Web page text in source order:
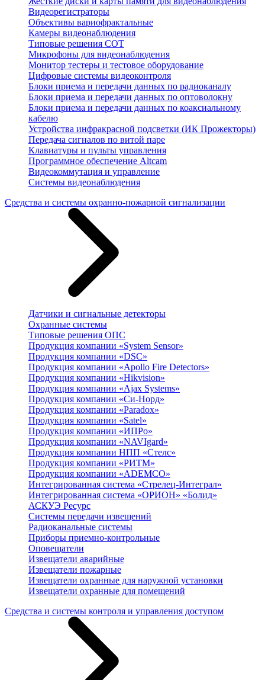
Видеорегистраторы
Объективы вариофрактальные
Камеры видеонаблюдения
Типовые решения СОТ
Микрофоны для видеонаблюдения
Монитор тестеры и тестовое оборудование
Цифровые системы видеоконтроля
Блоки приема и передачи данных по радиоканалу
Блоки приема и передачи данных по оптоволокну
Блоки приема и передачи данных по коаксиальному
кабелю
Устройства инфракрасной подсветки (ИК Прожекторы)
Передача сигналов по витой паре
Клавиатуры и пульты управления
Программное обеспечение Altcam
Видеокоммутация и управление
Системы видеонаблюдения
Средства и системы охранно-пожарной сигнализации
Датчики и сигнальные детекторы
Охранные системы
Типовые решения ОПС
Продукция компании «System Sensor»
Продукция компании «DSC»
Продукция компании «Apollo Fire Detectors»
Продукция компании «Hikvision»
Продукция компании «Ajax Systems»
Продукция компании «Си-Норд»
Продукция компании «Paradox»
Продукция компании «Satel»
Продукция компании «ИПРо»
Продукция компании «NAVIgard»
Продукция компании НПП «Стелс»
Продукция компании «РИТМ»
Продукция компании «ADEMCO»
Интегрированная система «Стрелец-Интеграл»
Интегрированная система «ОРИОН» «Болид»
АСКУЭ Ресурс
Системы передачи извещений
Радиоканальные системы
Приборы приемно-контрольные
Оповещатели
Извещатели аварийные
Извещатели пожарные
Извещатели охранные для наружной установки
Извещатели охранные для помещений
Средства и системы контроля и управления доступом